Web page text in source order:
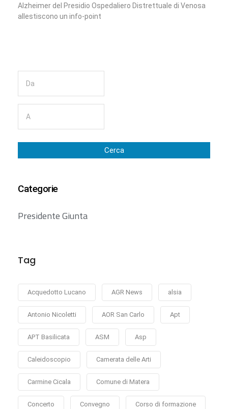
Alzheimer del Presidio Ospedaliero Distrettuale di Venosa
allestiscono un info-point
Cerca
Categorie
Presidente Giunta
Tag
Acquedotto Lucano AGR News alsia
Antonio Nicoletti AOR San Carlo Apt
APT Basilicata ASM Asp
Caleidoscopio Camerata delle Arti
Carmine Cicala Comune di Matera
Concerto Convegno Corso di formazione